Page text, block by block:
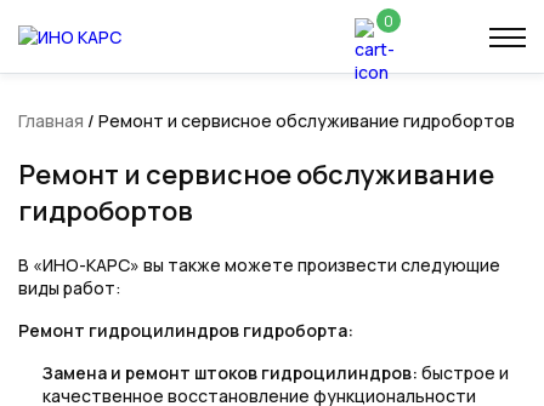
0
Главная / Ремонт и сервисное обслуживание гидробортов
Ремонт и сервисное обслуживание
гидробортов
В «ИНО-КАРС» вы также можете произвести следующие
виды работ:
Ремонт гидроцилиндров гидроборта:
Замена и ремонт штоков гидроцилиндров: быстрое и
качественное восстановление функциональности